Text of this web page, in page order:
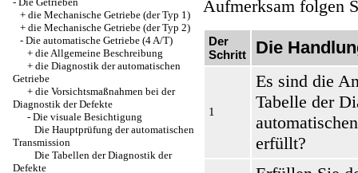
+ die Mechanische Getriebe (der Typ 1)
+ die Mechanische Getriebe (der Typ 2)
- Die automatische Getriebe (4 A/T)
+ die Allgemeine Beschreibung
+ die Diagnostik der automatischen
Getriebe
+ die Vorsichtsmaßnahmen bei der
Diagnostik der Defekte
- Die visuale Besichtigung
Die Hauptprüfung der automatischen
Transmission
Die Tabellen der Diagnostik der
Defekte
Aufmerksam folgen
Der
Schritt
Die
1
Es sind die
Tabelle der
erfüllt?